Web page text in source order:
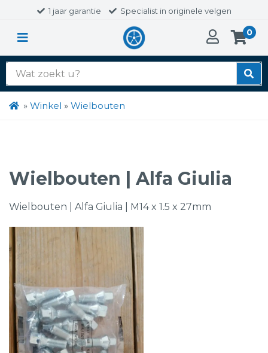
1 jaar garantie Specialist in originele velgen
0
Zoek
naar:
» Winkel » Wielbouten
Wielbouten | Alfa Giulia
Wielbouten | Alfa Giulia | M14 x 1.5 x 27mm